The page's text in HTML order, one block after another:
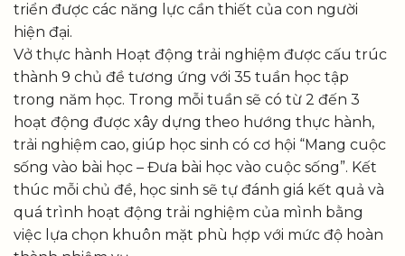
triển được các năng lực cần thiết của con người
hiện đại.
Vở thực hành Hoạt động trải nghiệm được cấu trúc
thành 9 chủ đề tương ứng với 35 tuần học tập
trong năm học. Trong mỗi tuần sẽ có từ 2 đến 3
hoạt động được xây dựng theo hướng thực hành,
trải nghiệm cao, giúp học sinh có cơ hội “Mang cuộc
sống vào bài học – Đưa bài học vào cuộc sống”. Kết
thúc mỗi chủ đề, học sinh sẽ tự đánh giá kết quả và
quá trình hoạt động trải nghiệm của mình bằng
việc lựa chọn khuôn mặt phù hợp với mức độ hoàn